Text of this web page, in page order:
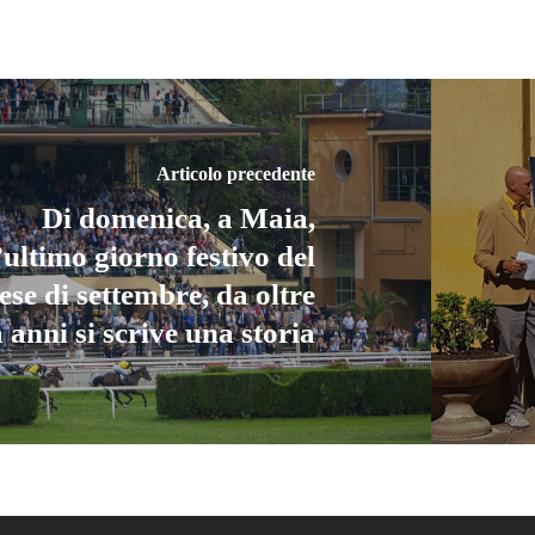
Articolo precedente
Di domenica, a Maia,
giorno festivo del
di settembre, da oltre
anni si scrive una storia